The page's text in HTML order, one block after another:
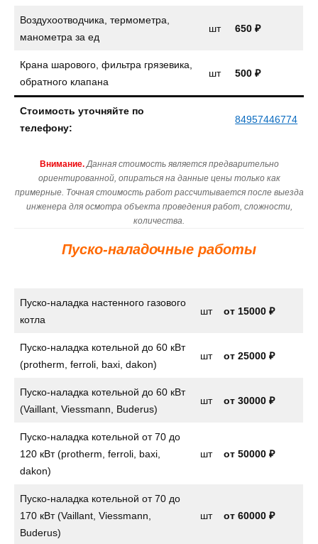
Воздухоотводчика, термометра,
манометра за ед
шт 650 ₽
Крана шарового, фильтра грязевика,
обратного клапана
шт 500 ₽
Стоимость уточняйте по
телефону:
84957446774
Внимание. Данная стоимость является предварительно
ориентированной, опираться на данные цены только как
примерные. Точная стоимость работ рассчитывается после выезда
инженера для осмотра объекта проведения работ, сложности,
количества.
Пуско-наладочные работы
Пуско-наладка настенного газового
котла
шт от 15000 ₽
Пуско-наладка котельной до 60 кВт
(protherm, ferroli, baxi, dakon)
шт от 25000 ₽
Пуско-наладка котельной до 60 кВт
(Vaillant, Viessmann, Buderus)
шт от 30000 ₽
Пуско-наладка котельной от 70 до
120 кВт (protherm, ferroli, baxi,
dakon)
шт от 50000 ₽
Пуско-наладка котельной от 70 до
170 кВт (Vaillant, Viessmann,
Buderus)
шт от 60000 ₽